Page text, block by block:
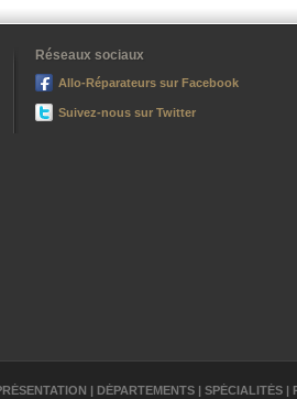
Réseaux sociaux
Allo-Réparateurs sur Facebook
Suivez-nous sur Twitter
| DÉPARTEMENTS | SPÉCIALITÉS |